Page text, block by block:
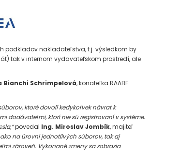
podkladov nakladateľstva, t.j. výsledkom by
tak v internom vydavateľskom prostredí, ale
Bianchi Schrimpelová, konateľka RAABE
ktoré dovolí kedykoľvek návrat k
dodávateľmi, ktorí nie sú registrovaní v systéme.
povedal Ing. Miroslav Jombík, majiteľ
na úrovni jednotlivých súborov, tak aj
zároveň. Vykonané zmeny sa zobrazia